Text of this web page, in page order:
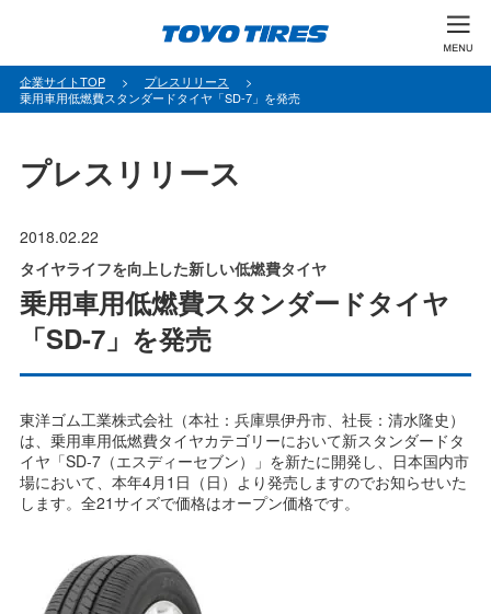
パ
ン
企業サイトTOP
プレスリリース
乗用車用低燃費スタンダードタイヤ「SD-7」を発売
プレスリリース
2018.02.22
タイヤライフを向上した新しい低燃費タイヤ
乗用車用低燃費スタンダードタイヤ
「SD-7」を発売
東洋ゴム工業株式会社（本社：兵庫県伊丹市、社長：清水隆史）
は、乗用車用低燃費タイヤカテゴリーにおいて新スタンダードタ
イヤ「SD-7（エスディーセブン）」を新たに開発し、日本国内市
場において、本年4月1日（日）より発売しますのでお知らせいた
します。全21サイズで価格はオープン価格です。